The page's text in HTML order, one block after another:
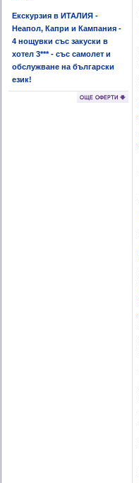
Екскурзия в ИТАЛИЯ -
Неапол, Капри и Кампания -
4 нощувки със закуски в
хотел 3*** - със самолет и
обслужване на български
език!